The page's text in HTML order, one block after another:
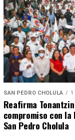
SAN PEDRO CHOLULA 1
Reafirma
compromiso con
San Pedro Cholula